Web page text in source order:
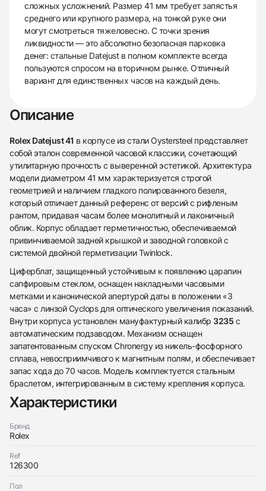
438
285
145
142
205
204
195
150
6
сложных усложнений. Размер 41 мм требует запястья
среднего или крупного размера, на тонкой руке они
могут смотреться тяжеловесно. С точки зрения
ликвидности — это абсолютно безопасная парковка
денег: стальные Datejust в полном комплекте всегда
пользуются спросом на вторичном рынке. Отличный
вариант для единственных часов на каждый день.
Описание
Rolex Datejust 41 в корпусе из стали Oystersteel представляет
собой эталон современной часовой классики, сочетающий
утилитарную прочность с выверенной эстетикой. Архитектура
модели диаметром 41 мм характеризуется строгой
геометрией и наличием гладкого полированного безеля,
который отличает данный референс от версий с рифленым
рантом, придавая часам более монолитный и лаконичный
облик. Корпус обладает герметичностью, обеспечиваемой
привинчиваемой задней крышкой и заводной головкой с
системой двойной герметизации Twinlock.
Циферблат, защищенный устойчивым к появлению царапин
сапфировым стеклом, оснащен накладными часовыми
метками и канонической апертурой даты в положении «3
часа» с линзой Cyclops для оптического увеличения показаний.
Внутри корпуса установлен мануфактурный калибр 3235 с
автоматическим подзаводом. Механизм оснащен
запатентованным спуском Chronergy из никель-фосфорного
сплава, невосприимчивого к магнитным полям, и обеспечивает
запас хода до 70 часов. Модель комплектуется стальным
браслетом, интегрированным в систему крепления корпуса.
Характеристики
Бренд
Rolex
Ref
126300
Пол